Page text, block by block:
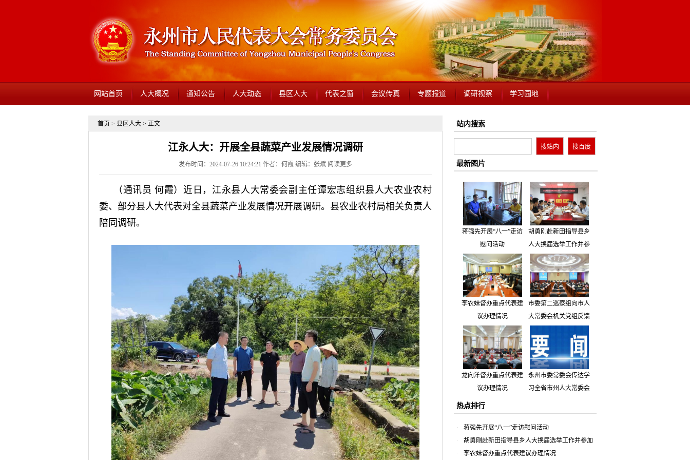
网站首页 人大概况 通知公告 人大动态 县区人大 代表之窗 会议传真 专题报道 调研视察 学习园地
首页 > 县区人大 > 正文
江永人大：开展全县蔬菜产业发展情况调研
发布时间：2024-07-26 10:24:21 作者：何霞 编辑：张斌 阅读更多
（通讯员 何霞）近日，江永县人大常委会副主任谭宏志组织县人大农业农村
委、部分县人大代表对全县蔬菜产业发展情况开展调研。县农业农村局相关负责人
陪同调研。
站内搜索
最新图片
蒋强先开展“八一”走访
慰问活动
胡勇刚赴新田指导县乡
人大换届选举工作并参
加市人大代表小组主题
活动
李农妹督办重点代表建
议办理情况
市委第二巡察组向市人
大常委会机关党组反馈
龙向洋督办重点代表建
议办理情况
永州市委常委会传达学
习全省市州人大常委会
关精神 专题听取省人
大常委会执法检查组到
永州开展大气污染防治
相关法律法规执法检查
热点排行
蒋强先开展“八一”走访慰问活动
胡勇刚赴新田指导县乡人大换届选举工作并参加
市人大代表小组主题活动
李农妹督办重点代表建议办理情况